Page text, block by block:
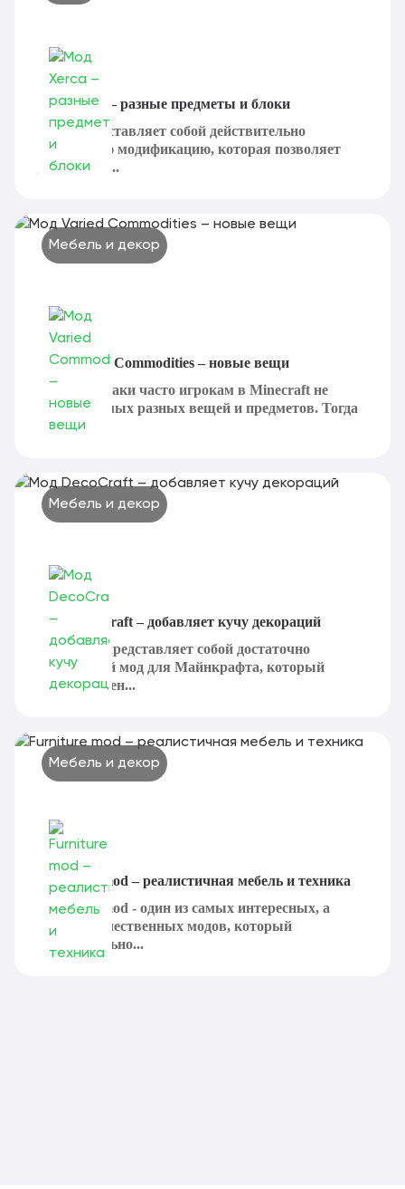
Мод Xerca – разные предметы и блоки
Xerca представляет собой действительно
интересную модификацию, которая позволяет
добавить в...
Мебель и декор
Мод Varied Commodities – новые вещи
Довольно-таки часто игрокам в Minecraft не
хватает самых разных вещей и предметов. Тогда
на...
Мебель и декор
Мод DecoCraft – добавляет кучу декораций
DecoCraft представляет собой достаточно
интересный мод для Майнкрафта, который
предназначен...
Мебель и декор
Furniture mod – реалистичная мебель и техника
Furniture mod - один из самых интересных, а
главное качественных модов, который
действительно...